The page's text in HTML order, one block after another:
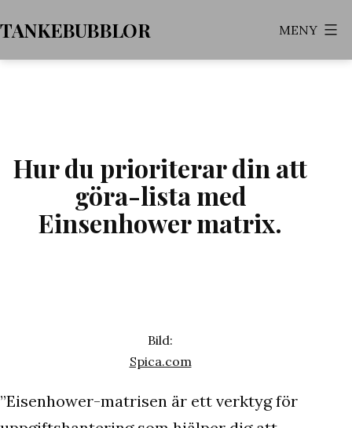
till
innehåll
TANKEBUBBLOR MENY
Hur du prioriterar din att
göra-lista med
Einsenhower matrix.
Bild:
Spica.com
”Eisenhower-matrisen är ett verktyg för